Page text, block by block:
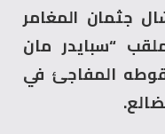
جثمان المغامر
“سبايدر مان
سقوطه المفاجئ في